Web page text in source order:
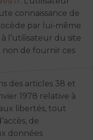
connaissance de
par lui-même
l’utilisateur du site
non de fournir ces
des articles 38 et
1978 relative à
libertés, tout
de
données